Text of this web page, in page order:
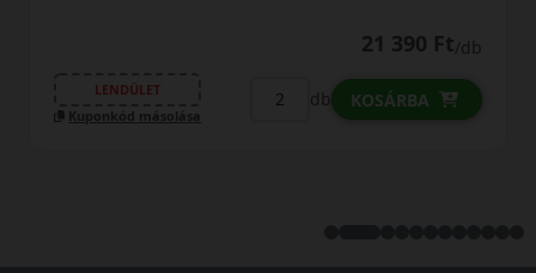
21 390 Ft/db
LENDÜLET
Kuponkód másolása
db KOSÁRBA